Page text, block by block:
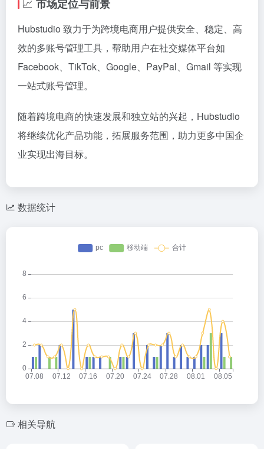
市场定位与前景
Hubstudio 致力于为跨境电商用户提供安全、稳定、高
效的多账号管理工具，帮助用户在社交媒体平台如
Facebook、TikTok、Google、PayPal、Gmail 等实现
一站式账号管理。
随着跨境电商的快速发展和独立站的兴起，Hubstudio
将继续优化产品功能，拓展服务范围，助力更多中国企
业实现出海目标。
数据统计
相关导航